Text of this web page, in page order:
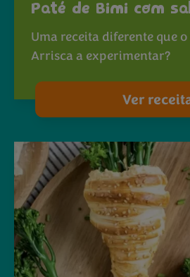
Paté de Bimi com
Uma receita diferente que
Arrisca a experimentar?
Ver